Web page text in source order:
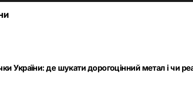
України: де шукати дорогоцінний метал і чи